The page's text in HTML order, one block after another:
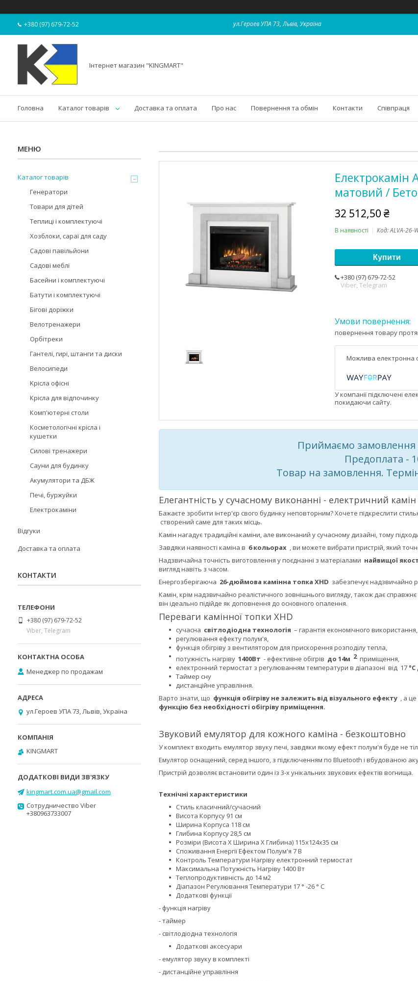
+380 (97) 679-72-52 ул.Героев УПА 73, Львів, Україна
Інтернет магазин "KINGMART"
Головна Каталог товарів Доставка та оплата Про нас Повернення та обмін Контакти Співпраця
Електрокамін
матовий /
32 512,50 ₴
В наявності Код:ALVA-26-
Купити
+380 (97) 679-72-52
Viber, Telegram
повернення товару
У компанії підключені
покидаючи сайту.
Приймаємо замовлення
Предоплата -
Товар на замовлення.
Елегантність у сучасному виконанні - електричний
Бажаєте зробити інтер'єр свого будинку неповторним? Хочете підкреслити
створений саме для таких місць.
Камін нагадує традиційні каміни, але виконаний у сучасному дизайні, тому
Завдяки наявності каміна в 6 кольорах , ви можете вибрати пристрій, який
Надзвичайна точність виготовлення у поєднанні з матеріалами найвищої
вигляд навіть з часом.
Енергозберігаюча 26-дюймова камінна топка XHD забезпечує надзвичайно
Камін, крім надзвичайно реалістичного зовнішнього вигляду, також дає
він ідеально підійде як доповнення до основного опалення.
Переваги камінної топки XHD
сучасна світлодіодна технологія – гарантія економічного використання,
регулювання ефекту полум'я,
функція обігріву з вентилятором для прискорення розподілу тепла,
потужність нагріву 1400Вт - ефективне обігрів до 14м 2приміщення,
електронний термостат з регулюванням температури в діапазоні від 17 °С
Таймер сну
дистанційне управління.
Варто знати, що функція обігріву не залежить від візуального ефекту , а
функцію без необхідності обігріву приміщення.
Звуковий емулятор для кожного каміна - безкоштовно
У комплект входить емулятор звуку печі, завдяки якому ефект полум'я буде не
Емулятор оснащений, серед іншого, з підключенням по Bluetooth і вбудованою
Пристрій дозволяє встановити один із 3-х унікальних звукових ефектів вогнища.
Технічні характеристики
Стиль класичний/сучасний
Висота Корпусу 91 см
Ширина Корпуса 118 см
Глибина Корпусу 28,5 см
Розміри (Висота Х Ширина Х Глибина) 115x124x35 см
Споживання Енергії Ефектом Полум'я 7 В
Контроль Температури Нагріву електронний термостат
Максимальна Потужність Нагріву 1400 Вт
Теплопродуктивність до 14 м2
Діапазон Регулювання Температури 17 ° -26 ° С
Додаткові функції
- функція нагріву
- таймер
- світлодіодна технологія
Додаткові аксесуари
- емулятор звуку в комплекті
- дистанційне управління
Каталог товарів
Генератори
Товари для дітей
Теплиці і комплектуючі
Хозблоки, сараї для саду
Садові павільйони
Садові меблі
Басейни і комплектуючі
Батути і комплектуючі
Бігові доріжки
Велотренажери
Орбітреки
Гантелі, гирі, штанги та диски
Велосипеди
Kрісла oфісні
Крісла для відпочинку
Комп'ютерні столи
Косметологічні крісла і
кушетки
Силові тренажери
Сауни для будинку
Акумулятори та ДБЖ
Печі, буржуйки
Електрокаміни
Відгуки
Доставка та оплата
КОНТАКТИ
+380 (97) 679-72-52
Viber, Telegram
Менеджер по продажам
ул.Героев УПА 73, Львів, Україна
KINGMART
kingmart.com.ua@gmail.com
Сотрудничество Viber
+380963733007